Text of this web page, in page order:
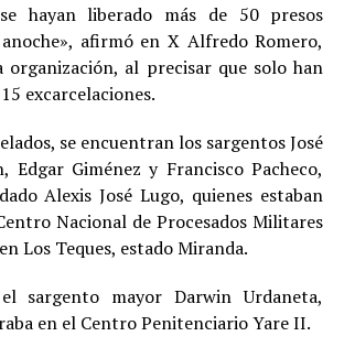
hayan liberado más de 50 presos
afirmó en X Alfredo Romero,
organización, al precisar que solo han
excarcelaciones.
se encuentran los sargentos José
Edgar Giménez y Francisco Pacheco,
Alexis José Lugo, quienes estaban
Nacional de Procesados Militares
Los Teques, estado Miranda.
sargento mayor Darwin Urdaneta,
en el Centro Penitenciario Yare II.